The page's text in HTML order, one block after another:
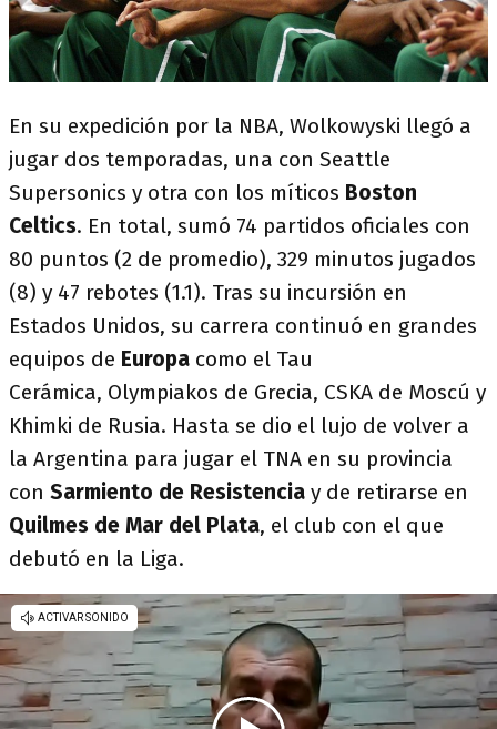
En su expedición por la NBA, Wolkowyski llegó a
jugar dos temporadas, una con Seattle
Supersonics y otra con los míticos Boston
Celtics. En total, sumó 74 partidos oficiales con
80 puntos (2 de promedio), 329 minutos jugados
(8) y 47 rebotes (1.1). Tras su incursión en
Estados Unidos, su carrera continuó en grandes
equipos de Europa como el Tau
Cerámica, Olympiakos de Grecia, CSKA de Moscú y
Khimki de Rusia. Hasta se dio el lujo de volver a
la Argentina para jugar el TNA en su provincia
con Sarmiento de Resistencia y de retirarse en
Quilmes de Mar del Plata, el club con el que
debutó en la Liga.